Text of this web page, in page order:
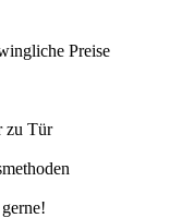
Preise
zu Tür